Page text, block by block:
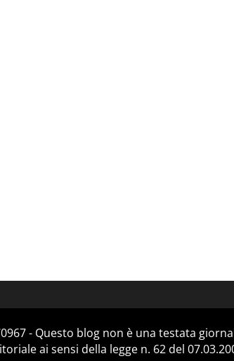
- Questo blog non è una testata
ai sensi della legge n. 62 del